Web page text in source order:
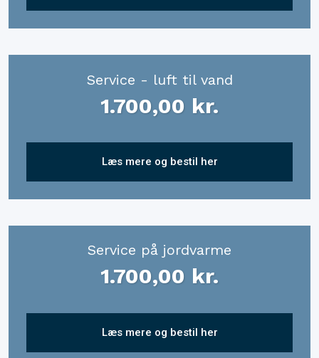
Service - luft til vand
1.700,00 kr.​
Læs mere og bestil her
Service på jordvarme
1.700,00 kr.​
Læs mere og bestil her